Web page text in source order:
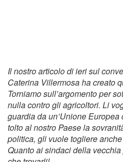
Il nostro articolo di ieri sul
Caterina Villermosa ha creato
Torniamo sull’argomento per
nulla contro gli agricoltori. Li
guardia da un’Unione Europea
tolto al nostro Paese la
politica, gli vuole togliere
Quanto ai sindaci della